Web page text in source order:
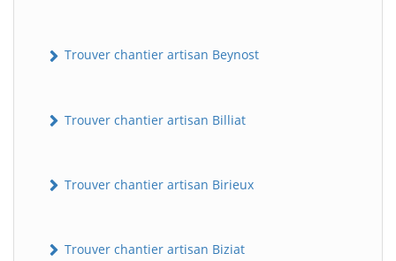
Trouver chantier artisan Beynost
Trouver chantier artisan Billiat
Trouver chantier artisan Birieux
Trouver chantier artisan Biziat